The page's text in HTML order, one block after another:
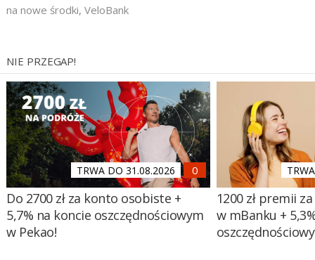
na nowe środki, VeloBank
NIE PRZEGAP!
TRWA DO 31.08.2026
Do 2700 zł za konto osobiste +
5,7% na koncie oszczędnościowym
w Pekao!
1200 zł premii
w mBanku +